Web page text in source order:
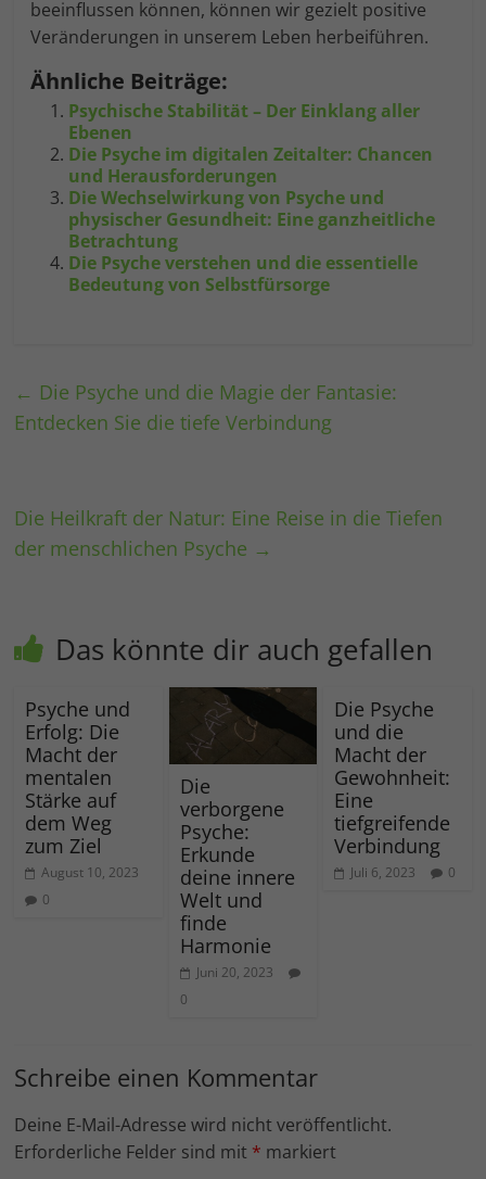
beeinflussen können, können wir gezielt positive
Veränderungen in unserem Leben herbeiführen.
Ähnliche Beiträge:
Psychische Stabilität – Der Einklang aller
Ebenen
Die Psyche im digitalen Zeitalter: Chancen
und Herausforderungen
Die Wechselwirkung von Psyche und
physischer Gesundheit: Eine ganzheitliche
Betrachtung
Die Psyche verstehen und die essentielle
Bedeutung von Selbstfürsorge
← Die Psyche und die Magie der Fantasie:
Entdecken Sie die tiefe Verbindung
Die Heilkraft der Natur: Eine Reise in die Tiefen
der menschlichen Psyche →
Das könnte dir auch gefallen
Psyche und
Erfolg: Die
Macht der
mentalen
Stärke auf
dem Weg
zum Ziel
August 10, 2023
0
Die
verborgene
Psyche:
Erkunde
deine innere
Welt und
finde
Harmonie
Juni 20, 2023
0
Die Psyche
und die
Macht der
Gewohnheit:
Eine
tiefgreifende
Verbindung
Juli 6, 2023 0
Schreibe einen Kommentar
Deine E-Mail-Adresse wird nicht veröffentlicht.
Erforderliche Felder sind mit * markiert